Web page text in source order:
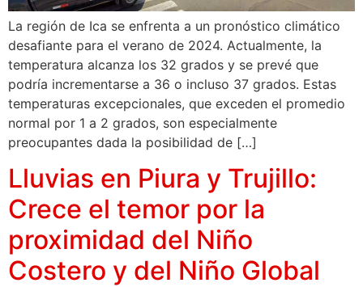
La región de Ica se enfrenta a un pronóstico climático
desafiante para el verano de 2024. Actualmente, la
temperatura alcanza los 32 grados y se prevé que
podría incrementarse a 36 o incluso 37 grados. Estas
temperaturas excepcionales, que exceden el promedio
normal por 1 a 2 grados, son especialmente
preocupantes dada la posibilidad de […]
Lluvias en Piura y Trujillo:
Crece el temor por la
proximidad del Niño
Costero y del Niño Global